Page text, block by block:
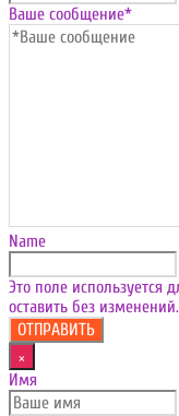
Ваше сообщение*
Name
Это поле используется
оставить без изменений.
×
Имя